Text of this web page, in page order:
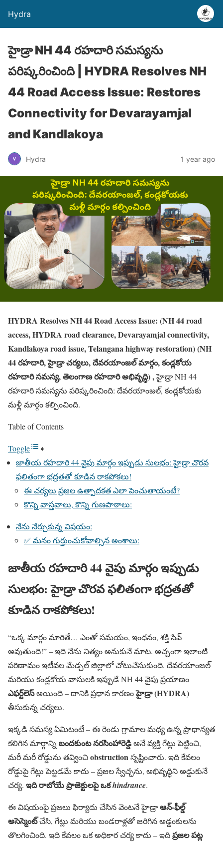
Hydra
హైడ్రా NH 44 రహదారి సమస్యను
పరిష్కరించింది | HYDRA Resolves NH
44 Road Access Issue: Restores
Connectivity for Devarayamjal
and Kandlakoya
Hydra 1 year ago
HYDRA Resolves NH 44 Road Access Issue: (NH 44 road
access, HYDRA road clearance, Devarayamjal connectivity,
Kandlakoya road issue, Telangana highway restoration) (NH
44 రహదారి, హైడ్రా చర్యలు, దేవరయాంజల్ మార్గం, కండ్లకోయ
రహదారి సమస్య, తెలంగాణ రహదారి అభివృద్ధి) ,హైడ్రా NH 44
రహదారి సమస్యను పరిష్కరించింది: దేవరయాంజల్, కండ్లకోయకు
మళ్లీ మార్గం కల్పించింది.
Table of Contents
Toggle
జాతీయ రహదారి 44 వైపు మార్గం ఇప్పుడు సులభం: హైడ్రా చొరవ
ఫలితంగా భద్రతతో కూడిన రాకపోకలు!
ఈ చర్యలు ప్రజల ఉత్పాదకత ఎలా పెంచుతాయంటే?
కొన్ని వాస్తవాలు, కొన్ని గుణపాఠాలు:
నేను నేర్చుకున్న విషయం:
✅ మనం గుర్తుంచుకోవాల్సిన అంశాలు:
జాతీయ రహదారి 44 వైపు మార్గం ఇప్పుడు
సులభం: హైడ్రా చొరవ ఫలితంగా భద్రతతో
కూడిన రాకపోకలు!
“ఒక్క మార్గం మారితే… ఎంతో సమయం, ఇంధనం, శక్తి సేవ్
అవుతుంది!” – ఇది నేను నిత్యం అనుకునే మాట. అచ్చంగా ఇలాంటి
పరిణామం ఇటీవల మేడ్చల్ జిల్లాలో చోటుచేసుకుంది. దేవరయాంజల్
మరియు కండ్లకోయ వాసులకి ఇప్పుడే NH 44 వైపు ప్రయాణం
ఎఫర్ట్‌లెస్అయింది – దానికి ప్రధాన కారణంహైడ్రా (HYDRA)
తీసుకున్న చర్యలు.
ఇక్కడి సమస్య ఏమిటంటే – ఈ రెండు గ్రామాల మధ్య ఉన్న ప్రాధాన్యత
కలిగిన మార్గాన్ని బందకుంట నరసింహారెడ్డిఅనే వ్యక్తి గేట్లు పెట్టించి,
మరీ మరీ రోడ్డును తవ్వించిobstructionసృష్టించారు. ఇది కేవలం
రోడ్డుపై గేట్లు పెట్టడమే కాదు – ప్రజల స్వేచ్ఛను, అభివృద్ధిని అడ్డుకునే
చర్య. ఇది రాబోయే ప్రాజెక్టులపై ఒకhindrance.
ఈ విషయంపై ప్రజలు ఫిర్యాదు చేసిన వెంటనే హైడ్రాఆన్-ఫీల్డ్
అసెస్మెంట్చేసి, గేట్లు మరియు బండరాళ్లతో జరిగిన అడ్డంకులను
తొలగించింది. ఇది కేవలం ఒక అధికార చర్య కాదు – ఇదిప్రజల పట్ల